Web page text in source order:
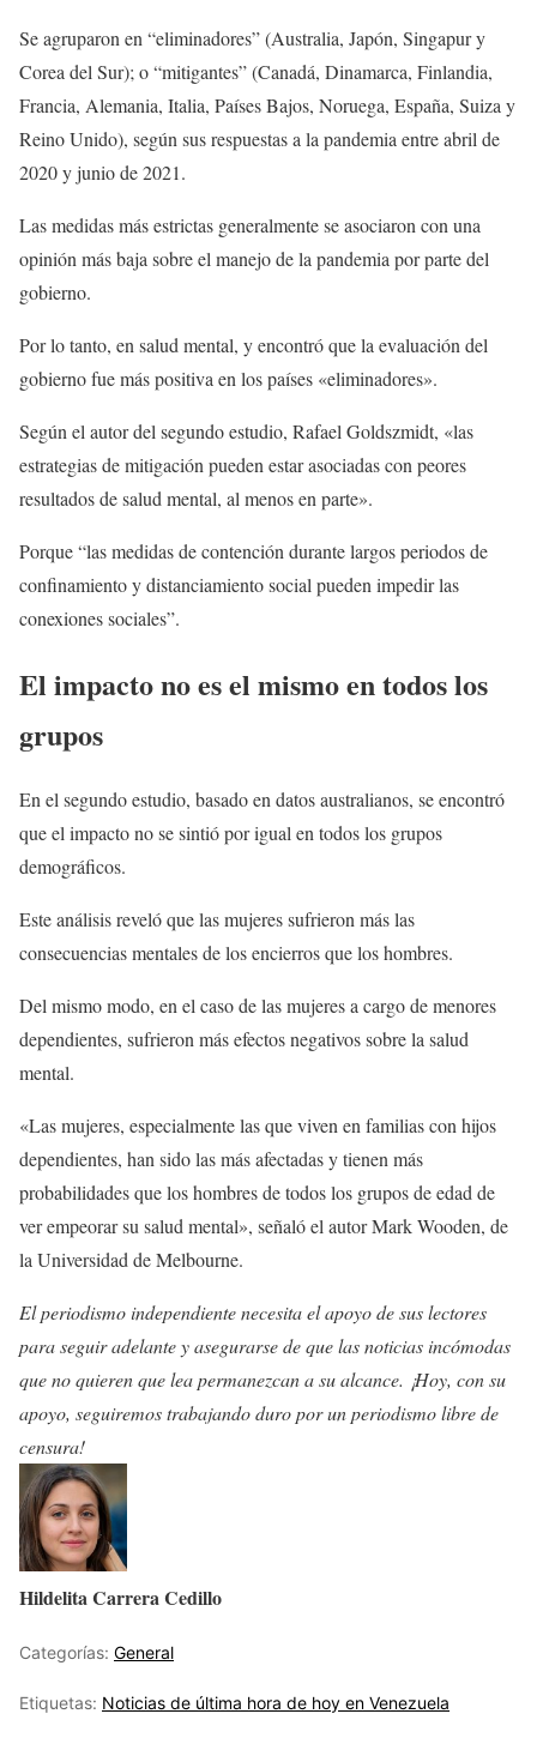
Se agruparon en “eliminadores” (Australia, Japón, Singapur y
Corea del Sur); o “mitigantes” (Canadá, Dinamarca, Finlandia,
Francia, Alemania, Italia, Países Bajos, Noruega, España, Suiza y
Reino Unido), según sus respuestas a la pandemia entre abril de
2020 y junio de 2021.
Las medidas más estrictas generalmente se asociaron con una
opinión más baja sobre el manejo de la pandemia por parte del
gobierno.
Por lo tanto, en salud mental, y encontró que la evaluación del
gobierno fue más positiva en los países «eliminadores».
Según el autor del segundo estudio, Rafael Goldszmidt, «las
estrategias de mitigación pueden estar asociadas con peores
resultados de salud mental, al menos en parte».
Porque “las medidas de contención durante largos periodos de
confinamiento y distanciamiento social pueden impedir las
conexiones sociales”.
El impacto no es el mismo en todos los
grupos
En el segundo estudio, basado en datos australianos, se encontró
que el impacto no se sintió por igual en todos los grupos
demográficos.
Este análisis reveló que las mujeres sufrieron más las
consecuencias mentales de los encierros que los hombres.
Del mismo modo, en el caso de las mujeres a cargo de menores
dependientes, sufrieron más efectos negativos sobre la salud
mental.
«Las mujeres, especialmente las que viven en familias con hijos
dependientes, han sido las más afectadas y tienen más
probabilidades que los hombres de todos los grupos de edad de
ver empeorar su salud mental», señaló el autor Mark Wooden, de
la Universidad de Melbourne.
El periodismo independiente necesita el apoyo de sus lectores
para seguir adelante y asegurarse de que las noticias incómodas
que no quieren que lea permanezcan a su alcance. ¡Hoy, con su
apoyo, seguiremos trabajando duro por un periodismo libre de
censura!
Hildelita Carrera Cedillo
Categorías: General
Etiquetas: Noticias de última hora de hoy en Venezuela